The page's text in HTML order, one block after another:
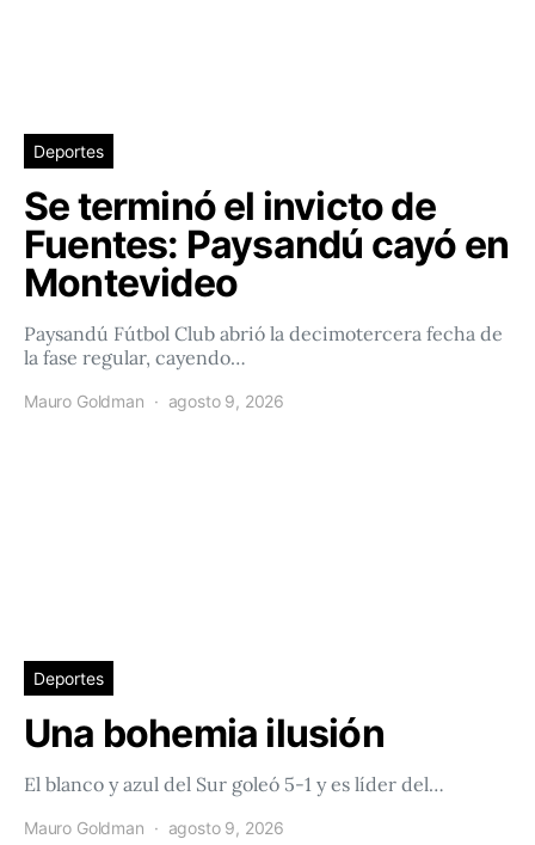
Deportes
Se terminó el invicto de
Fuentes: Paysandú cayó en
Montevideo
Paysandú Fútbol Club abrió la decimotercera fecha de
la fase regular, cayendo…
Mauro Goldman agosto 9, 2026
Deportes
Una bohemia ilusión
El blanco y azul del Sur goleó 5-1 y es líder del…
Mauro Goldman agosto 9, 2026